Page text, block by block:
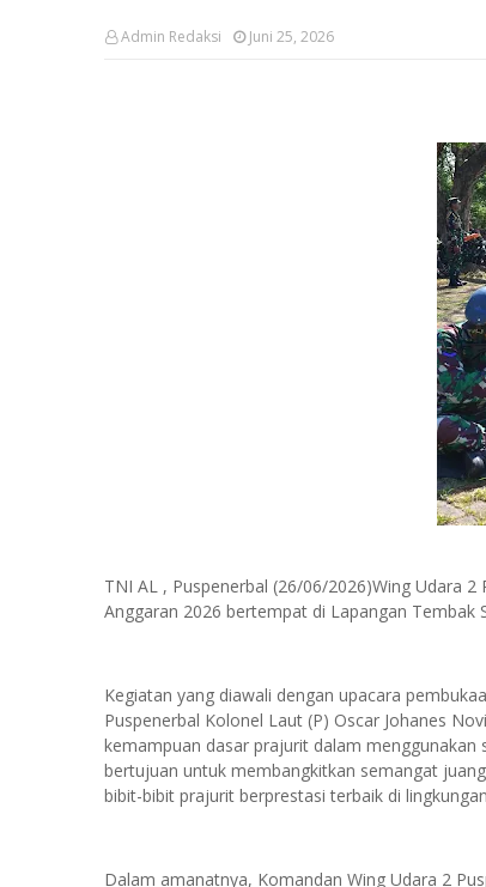
Admin Redaksi Juni 25, 2026
TNI AL , Puspenerbal (26/06/2026)Wing Udara
Anggaran 2026 bertempat di Lapangan Tembak
Kegiatan yang diawali dengan upacara
Puspenerbal Kolonel Laut (P) Oscar Johanes
kemampuan dasar prajurit dalam
bertujuan untuk membangkitkan semangat
bibit-bibit prajurit berprestasi terbaik di
Dalam amanatnya, Komandan Wing Udara 2